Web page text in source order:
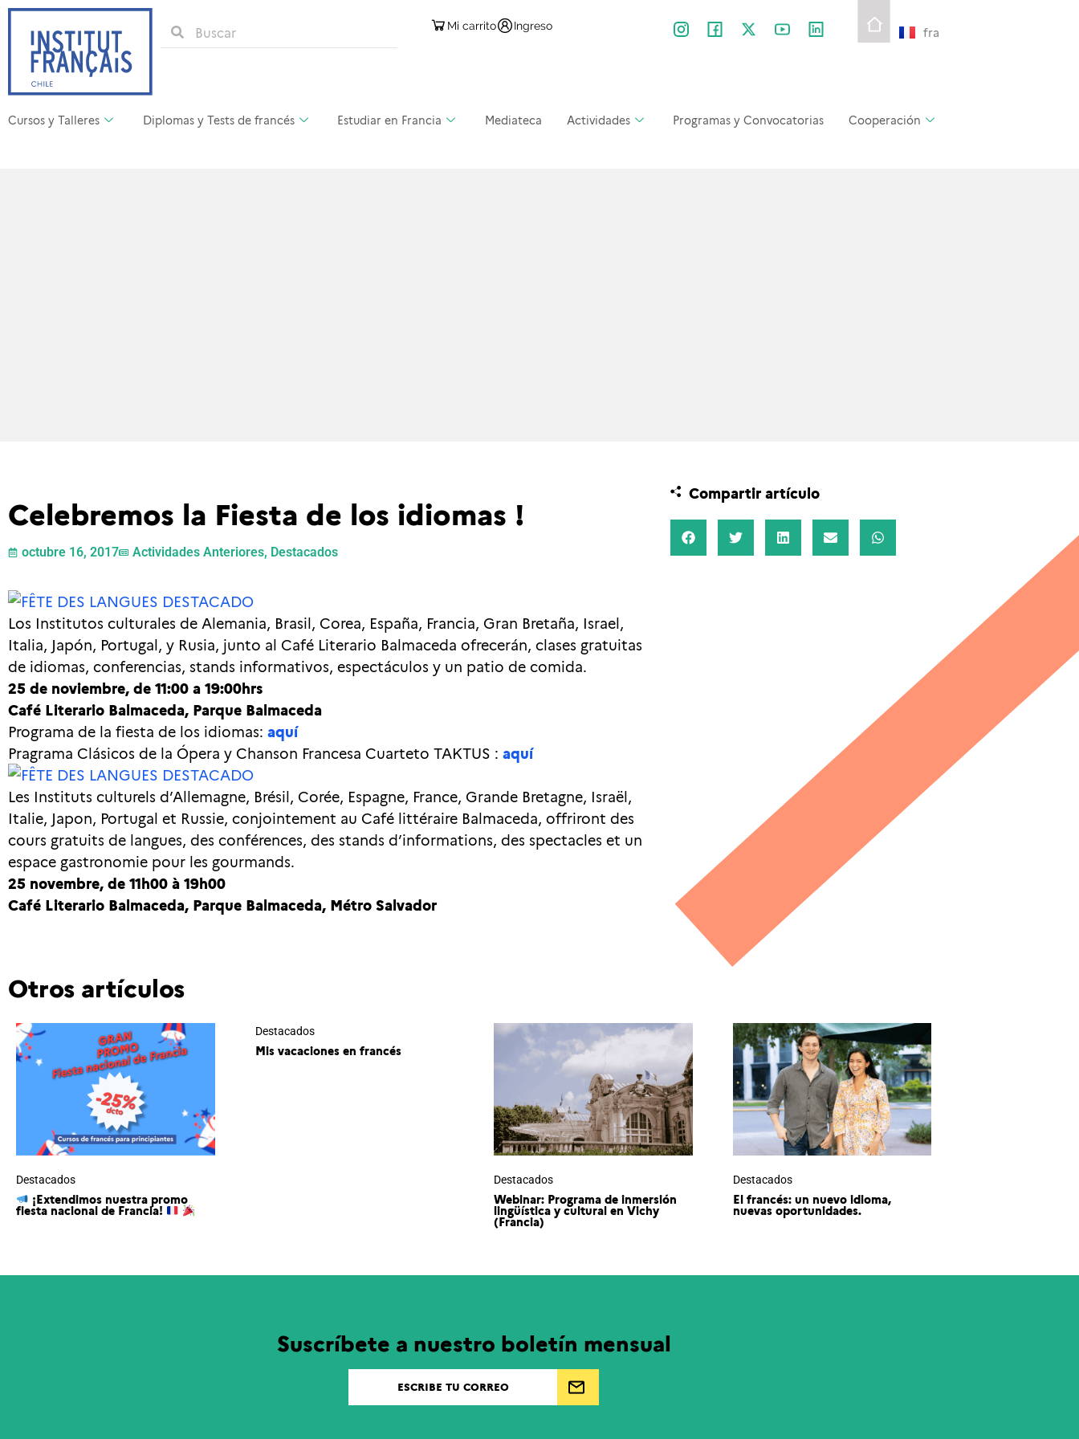
Mi carrito Ingreso fra
Cursos y Talleres Diplomas y Tests de francés Estudiar en Francia Mediateca Actividades Programas y Convocatorias Cooperación
Celebremos la Fiesta de los idiomas !
octubre 16, 2017 Actividades Anteriores, Destacados
Los Institutos culturales de Alemania, Brasil, Corea, España, Francia, Gran Bretaña, Israel,
Italia, Japón, Portugal, y Rusia, junto al Café Literario Balmaceda ofrecerán, clases gratuitas
de idiomas, conferencias, stands informativos, espectáculos y un patio de comida.
25 de noviembre, de 11:00 a 19:00hrs
Café Literario Balmaceda, Parque Balmaceda
Programa de la fiesta de los idiomas: aquí
Pragrama Clásicos de la Ópera y Chanson Francesa Cuarteto TAKTUS : aquí
Les Instituts culturels d’Allemagne, Brésil, Corée, Espagne, France, Grande Bretagne, Israël,
Italie, Japon, Portugal et Russie, conjointement au Café littéraire Balmaceda, offriront des
cours gratuits de langues, des conférences, des stands d’informations, des spectacles et un
espace gastronomie pour les gourmands.
25 novembre, de 11h00 à 19h00
Café Literario Balmaceda, Parque Balmaceda, Métro Salvador
Compartir artículo
Otros artículos
Destacados
¡Extendimos nuestra promo
fiesta nacional de Francia!
Destacados
Mis vacaciones en francés
Destacados
Webinar: Programa de inmersión
lingüística y cultural en Vichy
(Francia)
Destacados
El francés: un nuevo idioma,
nuevas oportunidades.
Suscríbete a nuestro boletín mensual